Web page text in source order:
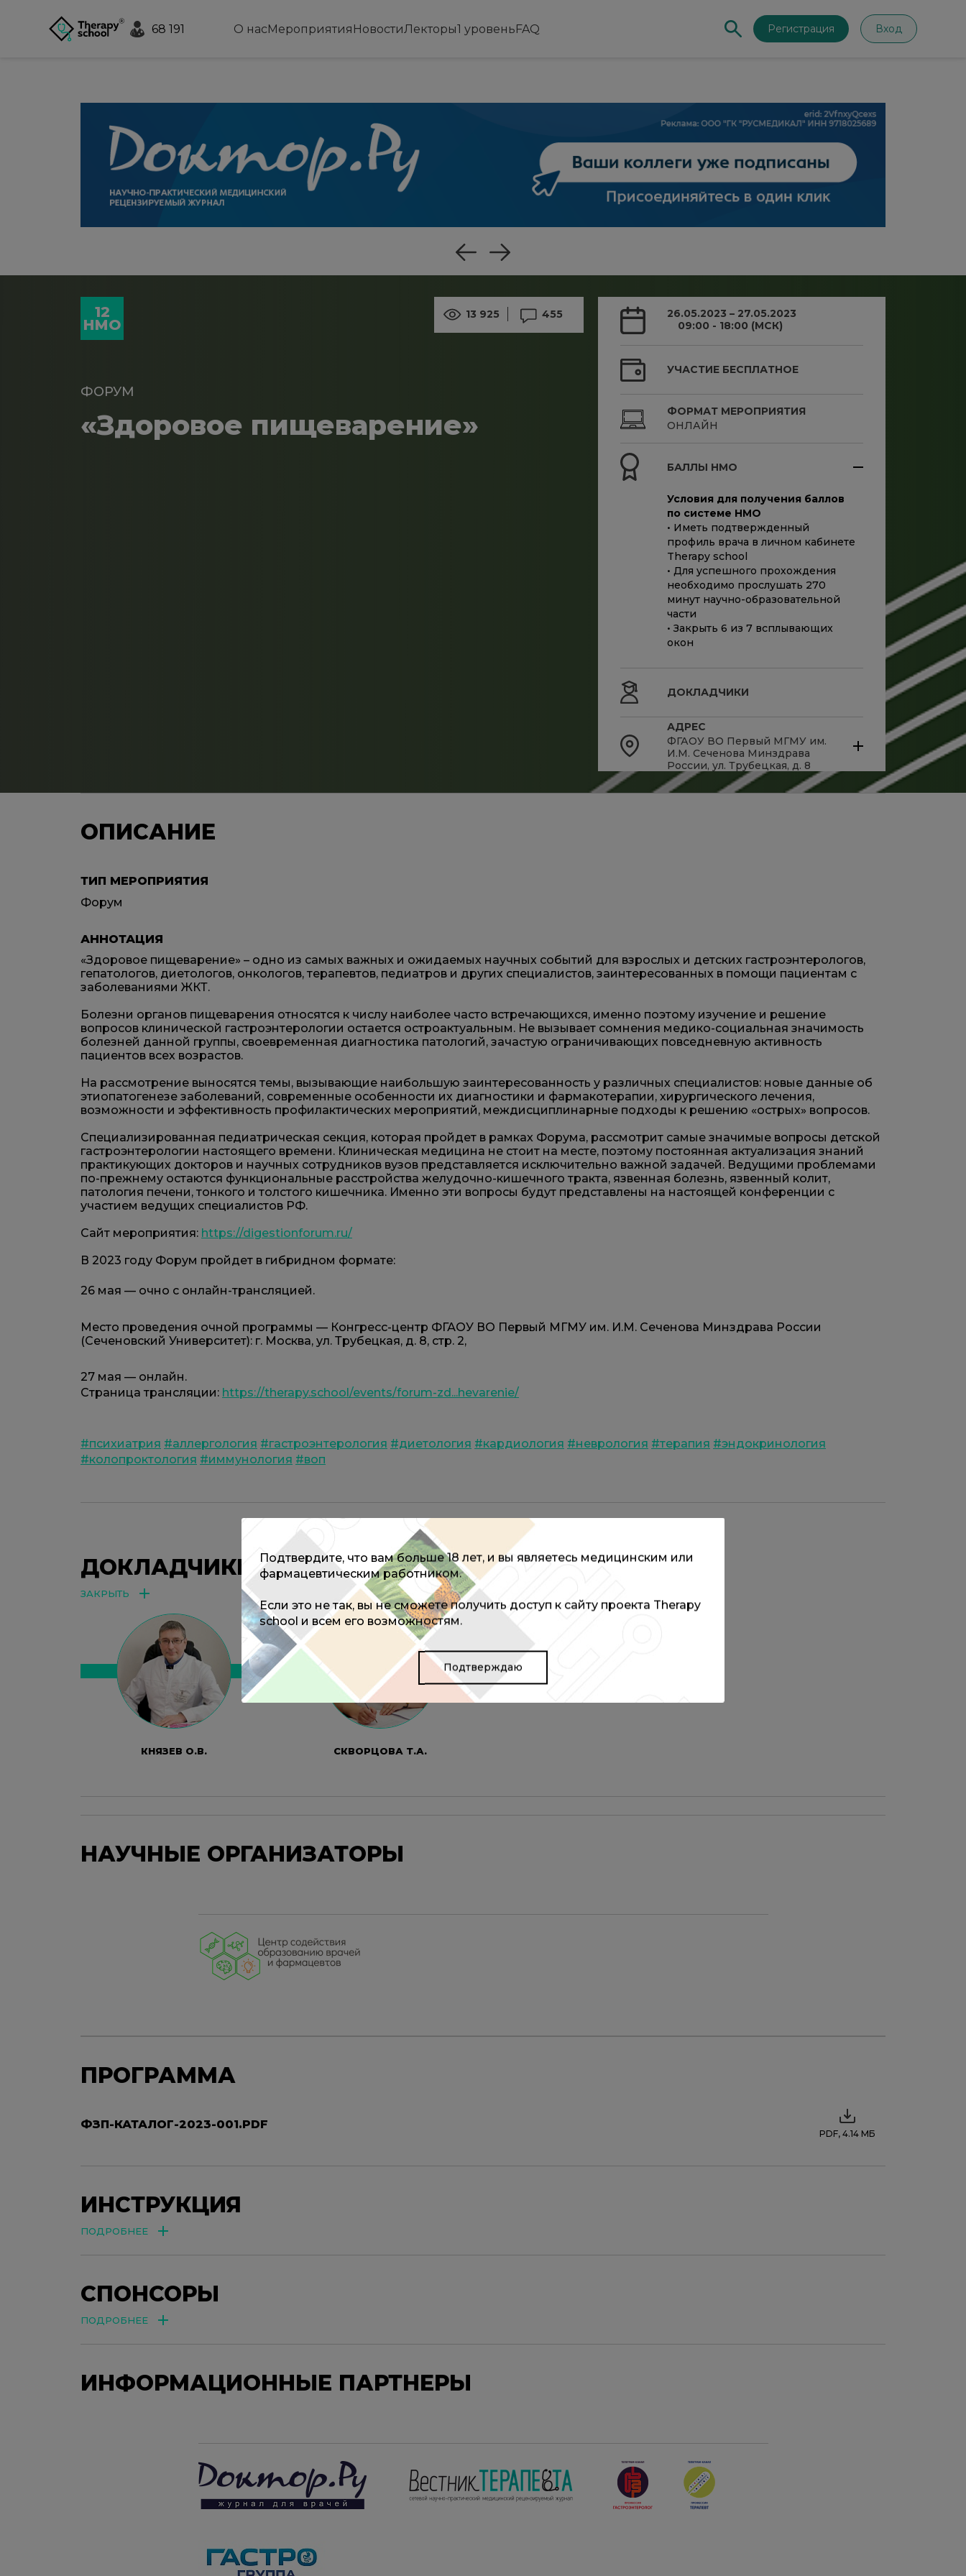
68 191 О насМероприятия НовостиЛекторы1 уровеньFAQ Регистрация Вход
12
НМО
13 925 455
ФОРУМ
«Здоровое пищеварение»
26.05.2023 – 27.05.2023
09:00 - 18:00 (МСК)
УЧАСТИЕ БЕСПЛАТНОЕ
ФОРМАТ МЕРОПРИЯТИЯ
ОНЛАЙН
БАЛЛЫ НМО
Условия для получения баллов
по системе НМO
• Иметь подтвержденный
профиль врача в личном кабинете
Therapy school
• Для успешного прохождения
необходимо прослушать 270
минут научно-образовательной
части
• Закрыть 6 из 7 всплывающих
окон
ДОКЛАДЧИКИ
АДРЕС
ФГАОУ ВО Первый МГМУ им.
И.М. Сеченова Минздрава
России, ул. Трубецкая, д. 8
ОПИСАНИЕ
ТИП МЕРОПРИЯТИЯ
Форум
АННОТАЦИЯ
«Здоровое пищеварение» – одно из самых важных и ожидаемых научных событий для взрослых и детских гастроэнтерологов,
гепатологов, диетологов, онкологов, терапевтов, педиатров и других специалистов, заинтересованных в помощи пациентам с
заболеваниями ЖКТ.
Болезни органов пищеварения относятся к числу наиболее часто встречающихся, именно поэтому изучение и решение
вопросов клинической гастроэнтерологии остается остроактуальным. Не вызывает сомнения медико-социальная значимость
болезней данной группы, своевременная диагностика патологий, зачастую ограничивающих повседневную активность
пациентов всех возрастов.
На рассмотрение выносятся темы, вызывающие наибольшую заинтересованность у различных специалистов: новые данные об
этиопатогенезе заболеваний, современные особенности их диагностики и фармакотерапии, хирургического лечения,
возможности и эффективность профилактических мероприятий, междисциплинарные подходы к решению «острых» вопросов.
Специализированная педиатрическая секция, которая пройдет в рамках Форума, рассмотрит самые значимые вопросы детской
гастроэнтерологии настоящего времени. Клиническая медицина не стоит на месте, поэтому постоянная актуализация знаний
практикующих докторов и научных сотрудников вузов представляется исключительно важной задачей. Ведущими проблемами
по-прежнему остаются функциональные расстройства желудочно-кишечного тракта, язвенная болезнь, язвенный колит,
патология печени, тонкого и толстого кишечника. Именно эти вопросы будут представлены на настоящей конференции с
участием ведущих специалистов РФ.
Сайт мероприятия: https://digestionforum.ru/
В 2023 году Форум пройдет в гибридном формате:
26 мая — очно с онлайн-трансляцией.
Место проведения очной программы — Конгресс-центр ФГАОУ ВО Первый МГМУ им. И.М. Сеченова Минздрава России
(Сеченовский Университет): г. Москва, ул. Трубецкая, д. 8, стр. 2,
27 мая — онлайн.
Страница трансляции: https://therapy.school/events/forum-zd...hevarenie/
#психиатрия #аллергология #гастроэнтерология #диетология #кардиология #неврология #терапия #эндокринология
#колопроктология #иммунология #воп
ДОКЛАДЧИКИ
ЗАКРЫТЬ
КНЯЗЕВ О.В. СКВОРЦОВА Т.А.
НАУЧНЫЕ ОРГАНИЗАТОРЫ
ПРОГРАММА
ФЗП-КАТАЛОГ-2023-001.PDF
PDF, 4.14 МБ
ИНСТРУКЦИЯ
ПОДРОБНЕЕ
СПОНСОРЫ
ПОДРОБНЕЕ
ИНФОРМАЦИОННЫЕ ПАРТНЕРЫ
Подтвердите, что вам больше 18 лет, и вы являетесь медицинским или
фармацевтическим работником.
Если это не так, вы не сможете получить доступ к сайту проекта Therapy
school и всем его возможностям.
Подтверждаю